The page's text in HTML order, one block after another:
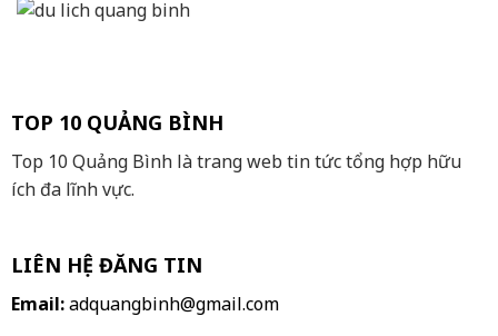
TOP 10 QUẢNG BÌNH
Top 10 Quảng Bình là trang web tin tức tổng hợp hữu
ích đa lĩnh vực.
LIÊN HỆ ĐĂNG TIN
Email:adquangbinh@gmail.com